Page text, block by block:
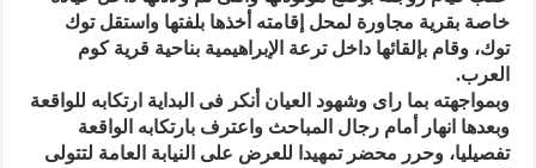
خاصة بقرية مجاورة لمحل إقامته أخذها بلفتها واستقل توك
توك، وقام بإلقائها داخل ترعة الإبراهيمية بناحية قرية كوم
العرب.
وبمواجهته بما راى وشهود العيان أنكر فى البداية ارتكابه للواقعة
وبعدها انهار أمام رجال المباحث واعترف بارتكابه الواقعة
تفصيليا، وحرر محضر تمهيدا للعرض على النيابة العامة لتتولى